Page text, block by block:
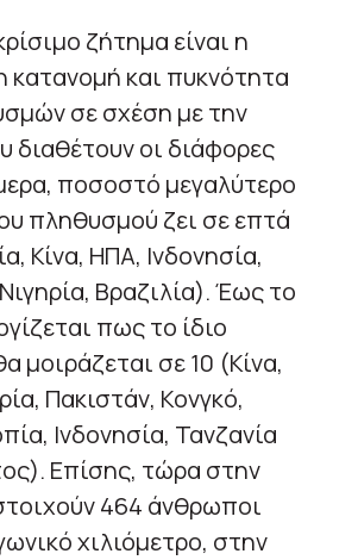
ζήτημα είναι η
κατανομή και πυκνότητα
σε σχέση με την
διαθέτουν οι διάφορες
ποσοστό μεγαλύτερο
πληθυσμού ζει σε επτά
Κίνα, ΗΠΑ, Ινδονησία,
Βραζιλία). Έως το
πως το ίδιο
μοιράζεται σε 10 (Κίνα,
Πακιστάν, Κονγκό,
Ινδονησία, Τανζανία
Επίσης, τώρα στην
464 άνθρωποι
χιλιόμετρο, στην